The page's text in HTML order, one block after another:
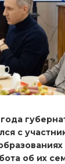
с
об их